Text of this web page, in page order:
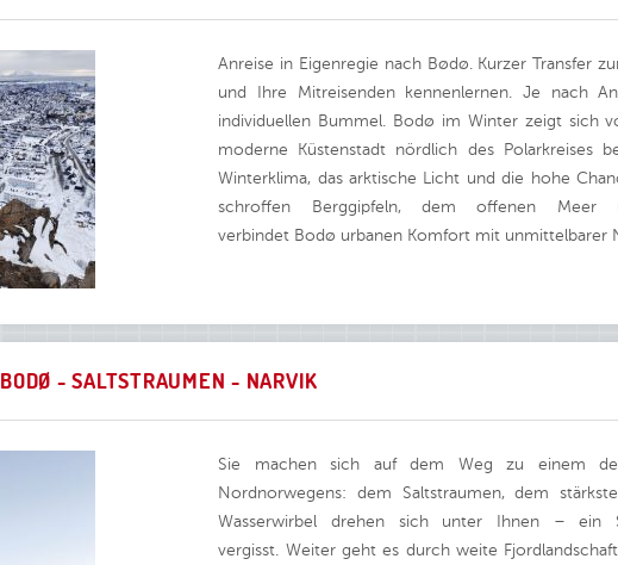
Anreise in Eigenregie nach Bødø. Kurzer Transfer
und Ihre Mitreisenden kennenlernen. Je nach
individuellen Bummel. Bodø im Winter zeigt sich
moderne Küstenstadt nördlich des Polarkreises
Winterklima, das arktische Licht und die hohe
schroffen Berggipfeln, dem offenen Meer
verbindet Bodø urbanen Komfort mit unmittelbarer
BODØ - SALTSTRAUMEN - NARVIK
Sie machen sich auf dem Weg zu einem der
Nordnorwegens: dem Saltstraumen, dem
Wasserwirbel drehen sich unter Ihnen – ein
vergisst. Weiter geht es durch weite